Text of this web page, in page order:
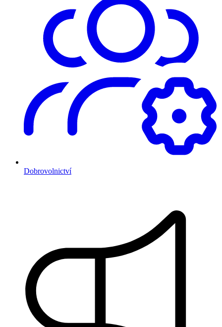
Dobrovolnictví